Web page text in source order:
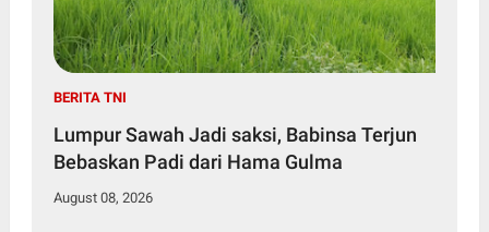
BERITA TNI
Lumpur Sawah Jadi saksi, Babinsa Terjun
Bebaskan Padi dari Hama Gulma
August 08, 2026